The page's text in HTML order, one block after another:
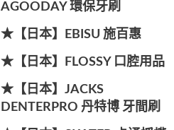
AGOODAY 環保牙刷
★【日本】EBISU 施百惠
★【日本】FLOSSY 口腔用品
★【日本】JACKS
DENTERPRO 丹特博 牙間刷